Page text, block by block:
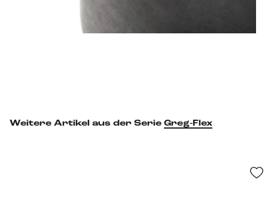
Weitere Artikel aus der Serie Greg-Flex